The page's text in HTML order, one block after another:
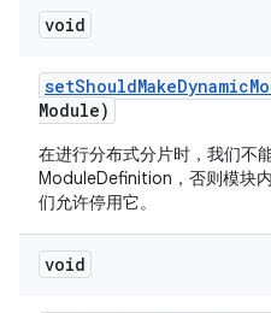
void
setShouldMakeDynamic
Module)
在进行分布式分片时，我们不
ModuleDefinition，否则模块
们允许停用它。
void